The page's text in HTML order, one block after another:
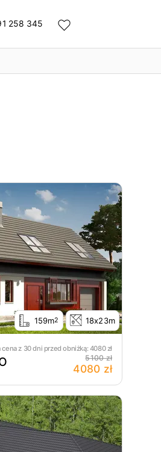
258 345
159m2 18x23m
cena z 30 dni przed obniżką:4080zł
5100 zł
4080 zł